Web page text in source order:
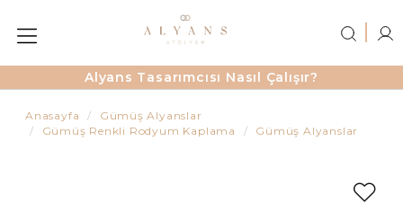
Alyans Tasarımcısı Nasıl Çalışır?
Anasayfa
Gümüş Alyanslar
Gümüş Renkli Rodyum Kaplama
Gümüş Alyanslar